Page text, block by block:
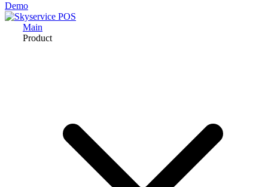
Demo
Main
Product